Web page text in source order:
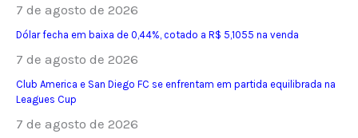
7 de agosto de 2026
Dólar fecha em baixa de 0,44%, cotado a R$ 5,1055 na venda
7 de agosto de 2026
Club America e San Diego FC se enfrentam em partida equilibrada na
Leagues Cup
7 de agosto de 2026